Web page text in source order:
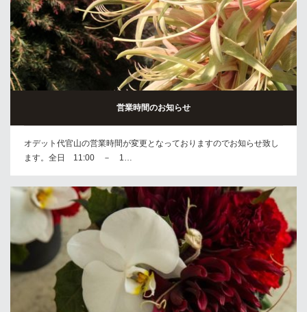
営業時間のお知らせ
オデット代官山の営業時間が変更となっておりますのでお知らせ致し
ます。全日 11:00 － 1…